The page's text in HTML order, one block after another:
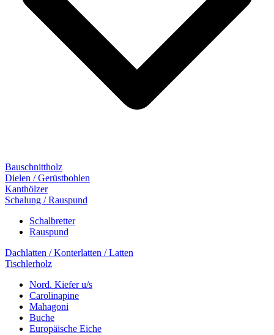
Bauschnittholz
Dielen / Gerüstbohlen
Kanthölzer
Schalung / Rauspund
Schalbretter
Rauspund
Dachlatten / Konterlatten / Latten
Tischlerholz
Nord. Kiefer u/s
Carolinapine
Mahagoni
Buche
Europäische Eiche